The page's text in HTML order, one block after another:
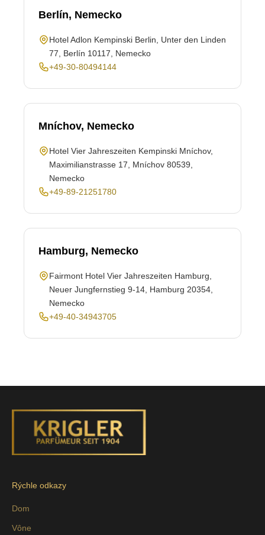
Berlín, Nemecko
Hotel Adlon Kempinski Berlin, Unter den Linden
77, Berlín 10117, Nemecko
+49-30-80494144
Mníchov, Nemecko
Hotel Vier Jahreszeiten Kempinski Mníchov,
Maximilianstrasse 17, Mníchov 80539,
Nemecko
+49-89-21251780
Hamburg, Nemecko
Fairmont Hotel Vier Jahreszeiten Hamburg,
Neuer Jungfernstieg 9-14, Hamburg 20354,
Nemecko
+49-40-34943705
Rýchle odkazy
Dom
Vône